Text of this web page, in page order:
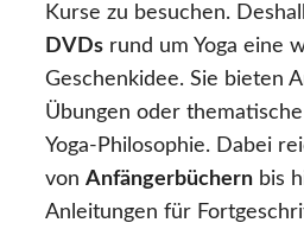
Kurse zu besuchen.
DVDs rund um Yoga eine
Geschenkidee. Sie bieten
Übungen oder
Yoga-Philosophie. Dabei
von Anfängerbüchern bis
Anleitungen für